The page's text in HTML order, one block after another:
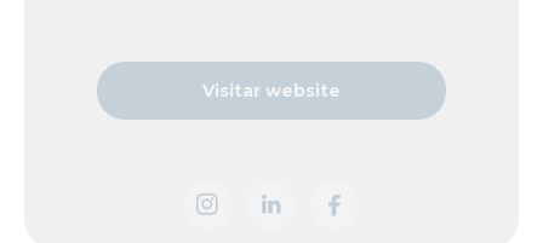
Visitar website